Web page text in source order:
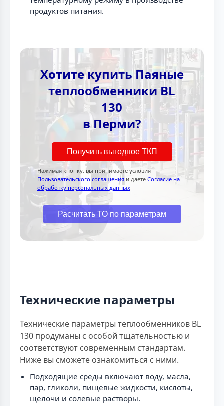
продуктов питания.
Хотите купить Паяные
теплообменники BL
130
в Перми?
Получить выгодное ТКП
Нажимая кнопку, вы принимаете условия
Пользовательского соглашения и даете Согласие на
обработку персональных данных
Расчитать ТО по параметрам
Технические параметры
Технические параметры теплообменников BL
130 продуманы с особой тщательностью и
соответствуют современным стандартам.
Ниже вы сможете ознакомиться с ними.
Подходящие среды включают воду, масла,
пар, гликоли, пищевые жидкости, кислоты,
щелочи и солевые растворы.